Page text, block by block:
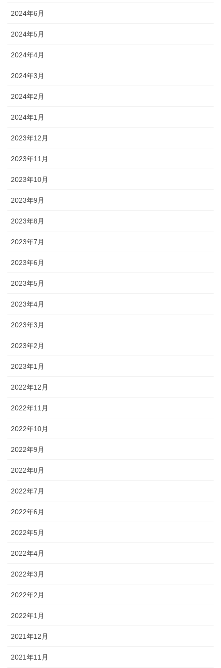
2024年6月
2024年5月
2024年4月
2024年3月
2024年2月
2024年1月
2023年12月
2023年11月
2023年10月
2023年9月
2023年8月
2023年7月
2023年6月
2023年5月
2023年4月
2023年3月
2023年2月
2023年1月
2022年12月
2022年11月
2022年10月
2022年9月
2022年8月
2022年7月
2022年6月
2022年5月
2022年4月
2022年3月
2022年2月
2022年1月
2021年12月
2021年11月